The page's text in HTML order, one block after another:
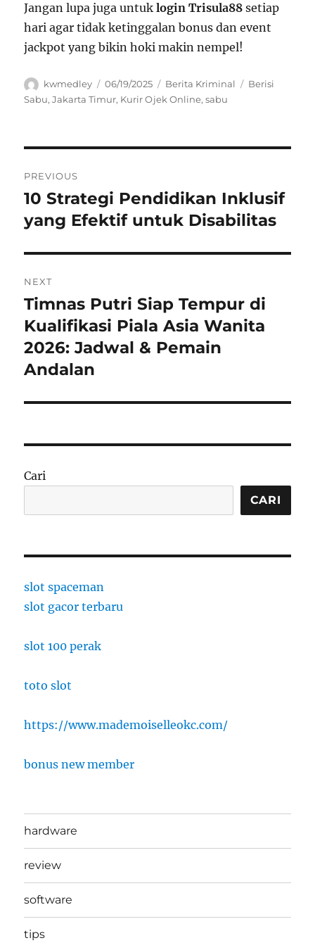
Jangan lupa juga untuklogin Trisula88 setiap
hari agar tidak ketinggalan bonus dan event
jackpot yang bikin hoki makin nempel!
Author
kwmedley
Posted
on
06/19/2025 Categories
Berita Kriminal Tags
Berisi
Sabu,Jakarta Timur, Kurir Ojek Online,sabu
pos
PREVIOUS
Previous
post:
10 Strategi Pendidikan Inklusif
yang Efektif untuk Disabilitas
NEXT
Next
post:
Timnas Putri Siap Tempur di
Kualifikasi Piala Asia Wanita
2026: Jadwal & Pemain
Andalan
Cari
CARI
slot spaceman
slot gacor terbaru
slot 100 perak
toto slot
https://www.mademoiselleokc.com/
bonus new member
hardware
review
software
tips